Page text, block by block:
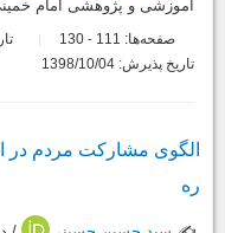
آموزشی و پژوهشی امام
صفحه‌ها: 111
-
تاریخ پذیرش: 1398/10/04
الگوی مشارکت مردم در
ره